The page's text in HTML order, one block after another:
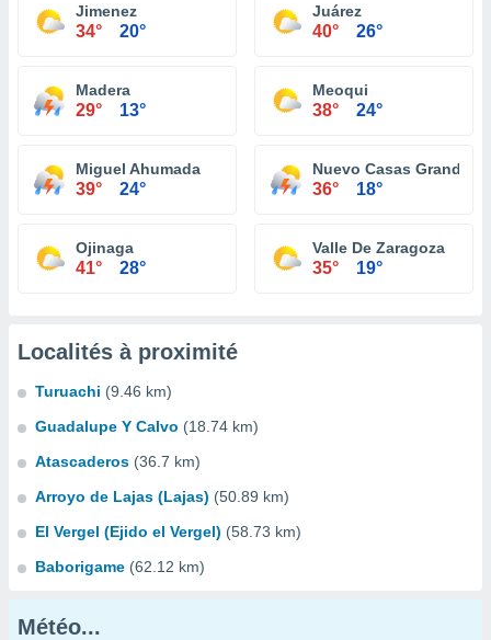
Jimenez
34° 20°
Juárez
40° 26°
Madera
29° 13°
Meoqui
38° 24°
Miguel Ahumada
39° 24°
Nuevo Casas Grandes
36° 18°
Ojinaga
41° 28°
Valle De Zaragoza
35° 19°
Localités à proximité
Turuachi (9.46 km)
Guadalupe Y Calvo (18.74 km)
Atascaderos (36.7 km)
Arroyo de Lajas (Lajas) (50.89 km)
El Vergel (Ejido el Vergel) (58.73 km)
Baborigame (62.12 km)
Météo...